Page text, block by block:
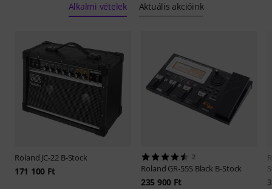
Alkalmi vételek Aktuális akcióink
Roland JC-22 B-Stock
171 100 Ft
2
Roland GR-55S Black B-Stock
235 900 Ft